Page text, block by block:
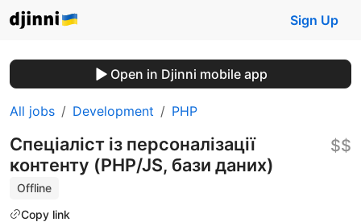
Sign Up
Open in Djinni mobile app
All jobs Development PHP
Спеціаліст із персоналізації
контенту (PHP/JS, бази даних)
Offline
Copy link
$$